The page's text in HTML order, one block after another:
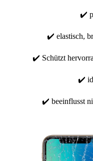
✔️
✔️ elastisch,
✔️ Schützt
✔️
✔️ beeinflusst